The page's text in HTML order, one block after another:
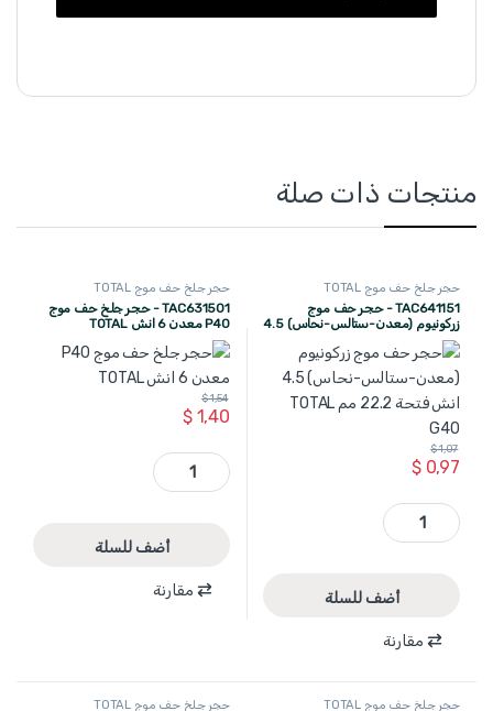
منتجات ذات صلة
حجر جلخ حف موج TOTAL
TAC641151 - حجر حف موج
زركونيوم (معدن-ستالس-نحاس) 4.5
انش فتحة 22.2 مم TOTAL G40
$0,97
$1,07
TAC641151 - حجر حف موج زركونيوم (معدن-ستالس-نحاس) 4.5 انش فتحة 22.2 مم TOTAL G40 quantity
أضف للسلة
مقارنة
حجر جلخ حف موج TOTAL
TAC631501 - حجر جلخ حف موج
P40 معدن 6 انش TOTAL
$1,40
$1,54
TAC631501 - حجر جلخ حف موج P40 معدن 6 انش TOTAL quantity
أضف للسلة
مقارنة
حجر جلخ حف موج TOTAL حجر جلخ حف موج TOTAL